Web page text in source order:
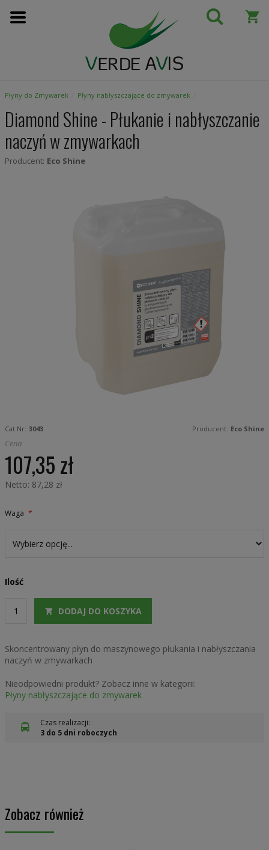
Przejdź
do
Płyny do Zmywarek Płyny nabłyszczające do zmywarek
Diamond Shine - Płukanie i nabłyszczanie
naczyń w zmywarkach
Producent: Eco Shine
to
the
beginning
the
images
gallery
Cat Nr: 3043 Producent: Eco Shine
Cena
107,35 zł
87,28 zł
Waga
Ilość
DODAJ DO KOSZYKA
Skoncentrowany płyn do maszynowego płukania i nabłyszczania
naczyń w zmywarkach
Nieodpowiedni produkt? Zobacz inne w kategorii:
Płyny nabłyszczające do zmywarek
Czas realizacji:
3 do 5 dni roboczych
Zobacz również